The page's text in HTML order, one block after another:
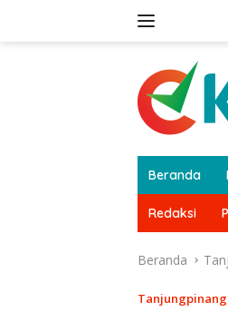
Beranda
Redaksi
Beranda
Tanjungpinang